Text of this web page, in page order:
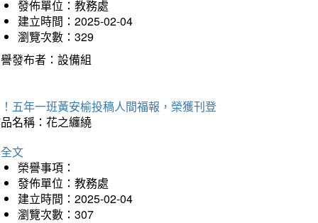
發佈單位：教務處
建立時間：2025-02-04
瀏覽次數：329
發布者：設備組
五年一班黃安榆投稿人間福報，榮獲刊登
名稱：花之纏繞
文
榮譽事項：
發佈單位：教務處
建立時間：2025-02-04
瀏覽次數：307